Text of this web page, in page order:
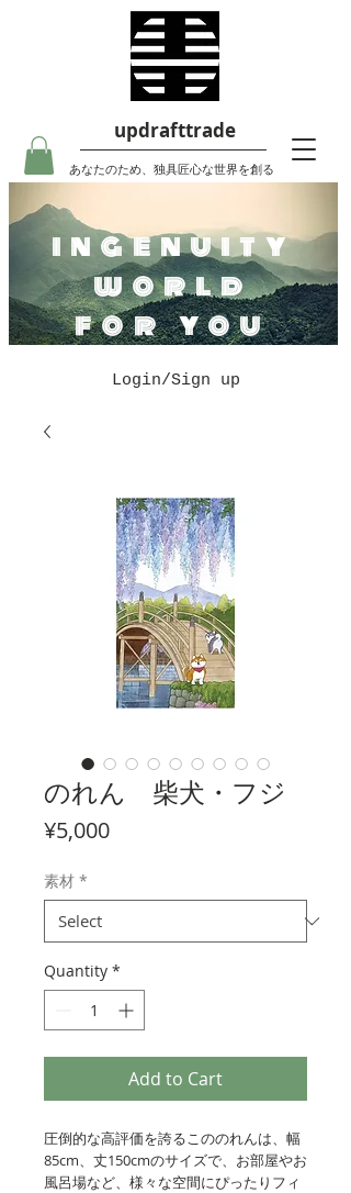
updrafttrade
あなたのため、独具匠心な世界を創る
Login/Sign up
ingenuity
world
for you
のれん 柴犬・フジ
¥5,000Price
素材 *
Quantity *
Add to Cart
圧倒的な高評価を誇るこののれんは、幅
85cm、丈150cmのサイズで、お部屋やお
風呂場など、様々な空間にぴったりフィ